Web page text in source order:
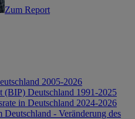
Zum Report
2005-2026
(BIP) Deutschland 1991-2025
in Deutschland 2024-2026
Deutschland - Veränderung des